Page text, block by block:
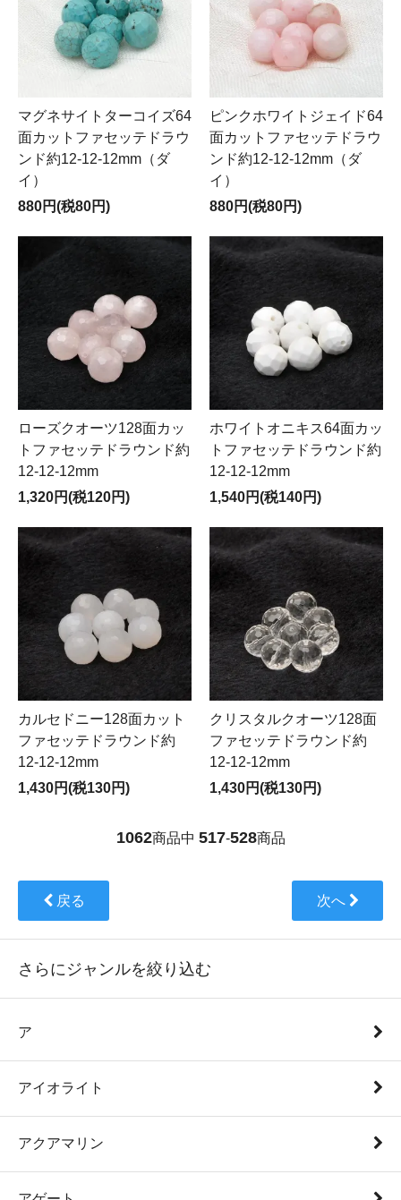
マグネサイトターコイズ64
面カットファセッテドラウ
ンド約12-12-12mm（ダ
イ）
880円(税80円)
ピンクホワイトジェイド64
面カットファセッテドラウ
ンド約12-12-12mm（ダ
イ）
880円(税80円)
ローズクオーツ128面カッ
トファセッテドラウンド約
12-12-12mm
1,320円(税120円)
ホワイトオニキス64面カッ
トファセッテドラウンド約
12-12-12mm
1,540円(税140円)
カルセドニー128面カット
ファセッテドラウンド約
12-12-12mm
1,430円(税130円)
クリスタルクオーツ128面
ファセッテドラウンド約
12-12-12mm
1,430円(税130円)
1062商品中 517-528商品
戻る 次へ
さらにジャンルを絞り込む
ア
アイオライト
アクアマリン